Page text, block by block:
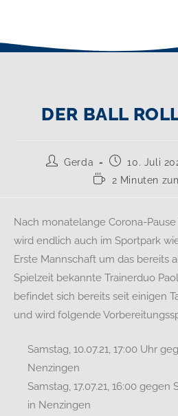
DER BALL
Gerda 10. Juli
2 Minuten
Nach monatelange Corona-
wird endlich auch im Sportpark
Erste Mannschaft um das bereits
Spielzeit bekannte Trainerduo
befindet sich bereits seit einigen
und wird folgende
Samstag, 10.07.21, 17:00 Uhr
Nenzingen
Samstag, 17.07.21, 16:00
in Nenzingen